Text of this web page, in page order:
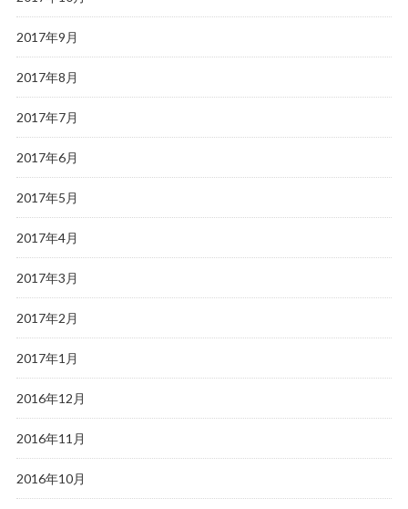
2017年9月
2017年8月
2017年7月
2017年6月
2017年5月
2017年4月
2017年3月
2017年2月
2017年1月
2016年12月
2016年11月
2016年10月